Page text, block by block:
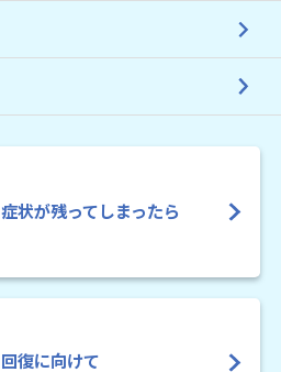
症状が残ってしまったら
回復に向けて